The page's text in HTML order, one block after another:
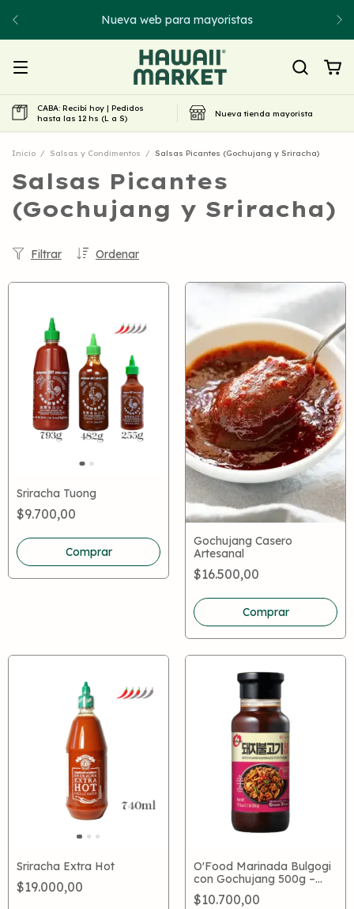
Nueva web para mayoristas
CABA: Recibí hoy | Pedidos
hasta las 12 hs (L a S)
Nueva tienda mayorista
Inicio / Salsas y Condimentos / Salsas Picantes (Gochujang y Sriracha)
Salsas Picantes
(Gochujang y Sriracha)
Ordenar
Filtrar
Sriracha Tuong
$9.700,00
Comprar
Gochujang Casero
Artesanal
$16.500,00
Comprar
Sriracha Extra Hot
$19.000,00
O'Food Marinada Bulgogi
con Gochujang 500g –
Salsa Coreana para BBQ
$10.700,00